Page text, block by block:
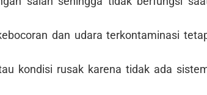
dan udara terkontaminasi
kondisi rusak karena tidak ada